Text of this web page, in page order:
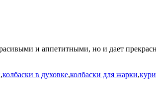
и аппетитными, но и дает
,колбаски в духовке,колбаски для жарки,